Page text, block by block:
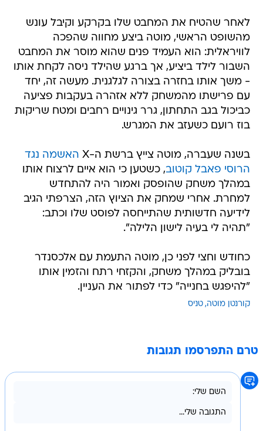
לאחר שהטיח את המחבט שלו בקרקע וקיבל עונש
מהשופט הראשי, מוטה ביצע מחווה שהפכה
לוויראלית: הוא העמיד פנים שהוא מוסר את המחבט
השבור לילד ביציע, אך ברגע שהילד ניסה לקחת אותו
- משך אותו בחזרה בצורה לגלגנית. מעשה זה, יחד
עם פרישתו מהמשחק ללא אזהרה בעקבות פציעה
כביכול בגב התחתון, גרר גינויים רחבים ומטח שריקות
בוז רועם כשעזב את המגרש.
בשנה שעברה, מוטה צייץ ברשת ה-X
האשמה נגד
הרוסי פאבל קוטוב, כשטען כי הוא איים לרצוח אותו
במהלך משחק שהופסק ואמור היה להתחדש
למחרת. אחרי שמחק את הציוץ הזה, הצרפתי הגיב
לידיעה חדשותית שהתייחסה לפוסט שלו וכתב:
"תהיה לי בעיה לישון הלילה".
כחודש וחצי לפני כן, מוטה התעמת עם אלכסנדר
בובליק במהלך משחק, והקזחי רתח והזמין אותו
"להיפגש בחנייה" כדי לפתור את העניין.
קורנטן מוטה טניס
טרם התפרסמו תגובות